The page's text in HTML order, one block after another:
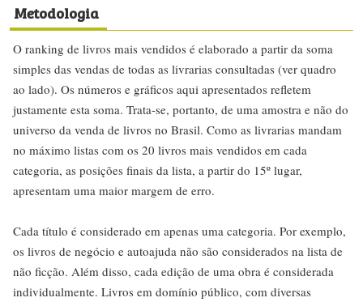
Metodologia
O ranking de livros mais vendidos é elaborado a partir da soma
simples das vendas de todas as livrarias consultadas (ver quadro
ao lado). Os números e gráficos aqui apresentados refletem
justamente esta soma. Trata-se, portanto, de uma amostra e não do
universo da venda de livros no Brasil. Como as livrarias mandam
no máximo listas com os 20 livros mais vendidos em cada
categoria, as posições finais da lista, a partir do 15º lugar,
apresentam uma maior margem de erro.
Cada título é considerado em apenas uma categoria. Por exemplo,
os livros de negócio e autoajuda não são considerados na lista de
não ficção. Além disso, cada edição de uma obra é considerada
individualmente. Livros em domínio público, com diversas